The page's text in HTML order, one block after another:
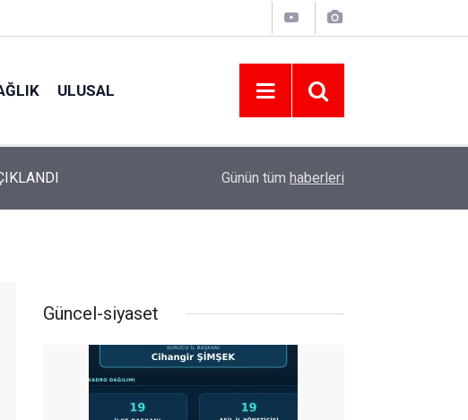
ULUSAL
ORDU ASKF’DEN İŞ DÜNYASINA AMATÖR
Günün tüm haberleri
Güncel-siyaset